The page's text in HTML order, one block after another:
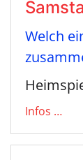
Welch
Infos …